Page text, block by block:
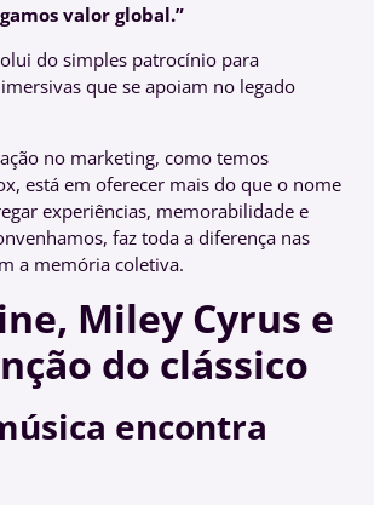
valor global.”
do simples patrocínio para
que se apoiam no legado
no marketing, como temos
está em oferecer mais do que o nome
experiências, memorabilidade e
faz toda a diferença nas
a memória coletiva.
Miley Cyrus e
do clássico
encontra